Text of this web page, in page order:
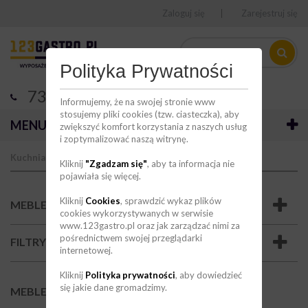
Polityka Prywatności
Informujemy, że na swojej stronie www
stosujemy pliki cookies (tzw. ciasteczka), aby
zwiększyć komfort korzystania z naszych usług
i zoptymalizować naszą witrynę.
Kliknij "Zgadzam się", aby ta informacja nie
pojawiała się więcej.
Kliknij Cookies, sprawdzić wykaz plików
cookies wykorzystywanych w serwisie
www.123gastro.pl oraz jak zarządzać nimi za
pośrednictwem swojej przeglądarki
internetowej.
Kliknij Polityka prywatności, aby dowiedzieć
się jakie dane gromadzimy.
736 123 123
MENU
MEBLE ZE STALI NIERDZEWNEJ
FILTRY
MEBLE ZE STALI NIERDZEWNEJ